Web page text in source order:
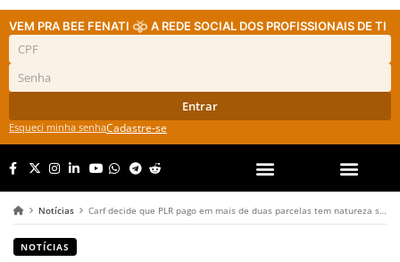
VEM PRA BEE FENATI A REDE SOCIAL DOS PROFISSIONAIS DE TI
Entrar
Esqueci minha senhaCadastre-se
Notícias Carf decide que PLR pago em mais de duas parcelas tem natureza salarial; entenda
NOTÍCIAS